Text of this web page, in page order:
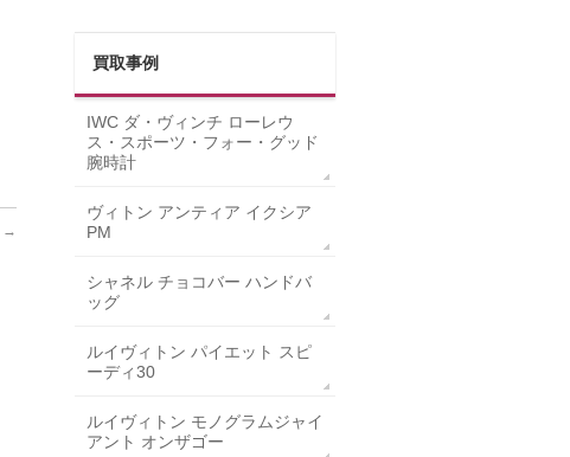
→
買取事例
IWC ダ・ヴィンチ ローレウ
ス・スポーツ・フォー・グッド
腕時計
ヴィトン アンティア イクシア
PM
シャネル チョコバー ハンドバ
ッグ
ルイヴィトン パイエット スピ
ーディ30
ルイヴィトン モノグラムジャイ
アント オンザゴー